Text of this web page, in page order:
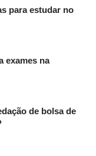
para estudar no
exames na
de bolsa de